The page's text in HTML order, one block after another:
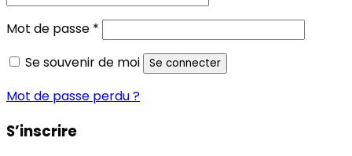
Mot de passe *
Se souvenir de moi
Se connecter
Mot de passe perdu ?
S’inscrire